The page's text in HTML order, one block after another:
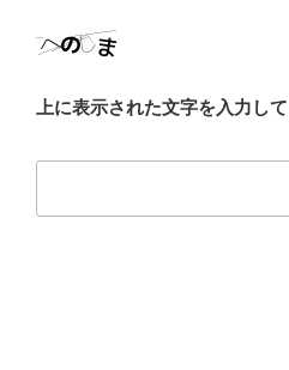
上に表示された文字を入力して